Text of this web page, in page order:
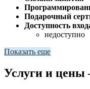
Подарочный
Доступность
недоступно
Показать еще
Услуги и цены